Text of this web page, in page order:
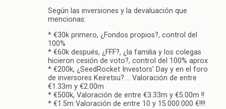
Según las inversiones y la devaluación que
mencionas:
* €30k primero, ¿Fondos propios?, control del
100%
* €60k después, ¿FFF?, ¿la familia y los colegas
hicieron cesión de voto?, control del 100% aprox
* €200k, ¿SeedRocket Investors’ Day y en el foro
de inversores Keiretsu?…. Valoración de entre
€1.33m y €2.00m
* €500k, Valoración de entre €3.33m y €5.00m !!
* €1.5m Valoración de entre 10 y 15.000.000 €!!!!